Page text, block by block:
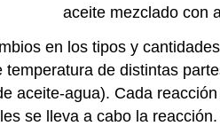
aceite mezclado con
en los tipos y
de distintas
aceite-agua). Cada
se lleva a cabo la